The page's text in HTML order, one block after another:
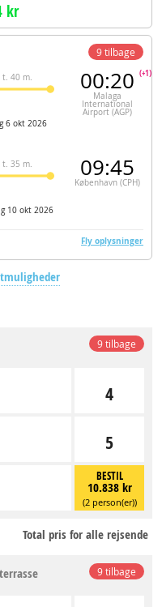
kr
t. 40 m. 00:20
Malaga
International
Airport (AGP)
(+1)
6 okt 2026
t. 35 m. 09:45
København (CPH)
10 okt 2026
9 tilbage
Fly oplysninger
9 tilbage
4
5
BESTIL
10.838 kr
(2 person(er))
Total pris for alle rejsende
9 tilbage